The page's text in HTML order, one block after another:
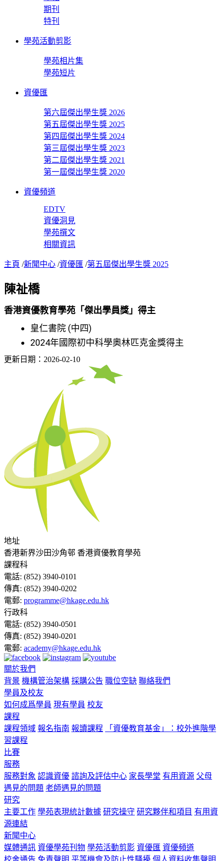
期刊
特刊
學苑活動剪影
學苑相片集
學苑短片
資優匯
第六屆傑出學生獎 2026
第五屆傑出學生獎 2025
第四屆傑出學生獎 2024
第三屆傑出學生獎 2023
第二屆傑出學生獎 2021
第一屆傑出學生獎 2020
資優頻道
EDTV
資優洞見
學苑撰文
相關資訊
主頁 /新聞中心 /資優匯 /第五屆傑出學生獎 2025
陳祉橋
香港資優教育學苑「傑出學員獎」得主
皇仁書院 (中四)
2024年國際初中科學奧林匹克金獎得主
更新日期：2026-02-10
地址
香港新界沙田沙角邨 香港資優教育學苑
課程科
電話: (852) 3940-0101
傳真: (852) 3940-0202
電郵: programme@hkage.edu.hk
行政科
電話: (852) 3940-0501
傳真: (852) 3940-0201
電郵: academy@hkage.edu.hk
關於我們
背景 機構管治架構 採購公告 職位空缺 聯絡我們
學員及校友
如何成爲學員 現有學員 校友
課程
課程領域 報名指南 報讀課程
「資優教育基金」：校外進階學
習課程
比賽
服務
服務對象 認識資優 諮詢及評估中心 家長學堂 有用資源 父母
遇見的問題 老師遇見的問題
研究
主要工作 學苑表現統計數據 研究操守 研究夥伴和項目 有用資
源連結
新聞中心
媒體通訊 資優學苑刊物 學苑活動剪影 資優匯 資優頻道
校舍通告 免責聲明 平等機會及防止性騷擾 個人資料收集聲明